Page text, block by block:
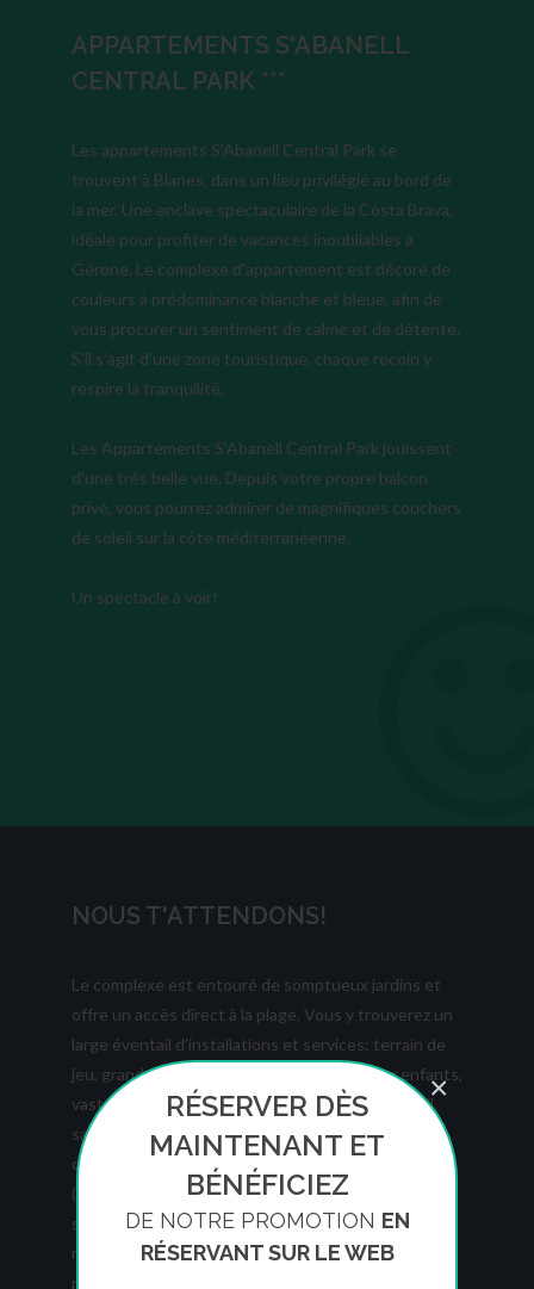
×
RÉSERVER DÈS
MAINTENANT ET
BÉNÉFICIEZ
DE NOTRE PROMOTION EN
RÉSERVANT SUR LE WEB
APPARTEMENTS S'ABANELL
CENTRAL PARK ***
Les appartements S’Abanell Central Park se
trouvent à Blanes, dans un lieu privilégié au bord de
la mer. Une enclave spectaculaire de la Costa Brava,
idéale pour profiter de vacances inoubliables à
Gérone. Le complexe d'appartement est décoré de
couleurs à prédominance blanche et bleue, afin de
vous procurer un sentiment de calme et de détente.
S’il s’agit d’une zone touristique, chaque recoin y
respire la tranquilité.
Les Appartements S’Abanell Central Park jouissent
d'une très belle vue. Depuis votre propre balcon
privé, vous pourrez admirer de magnifiques couchers
de soleil sur la côte méditerranéenne.
Un spectacle à voir!
NOUS T'ATTENDONS!
Le complexe est entouré de somptueux jardins et
offre un accès direct à la plage. Vous y trouverez un
large éventail d’installations et services: terrain de
jeu, grande piscine avec jacuzzi, piscine pour enfants,
vaste pelouse avec hamacs pour prendre le soleil,
salon TV, WIFI gratuit dans tous les espaces
communs, service de blanchisserie, parking
(réservations requises), restaurant, service de
sécurité 24 heures, réception dotée d’un personnel
multilingue et structures adaptées aux personnes à
mobilité réduite.